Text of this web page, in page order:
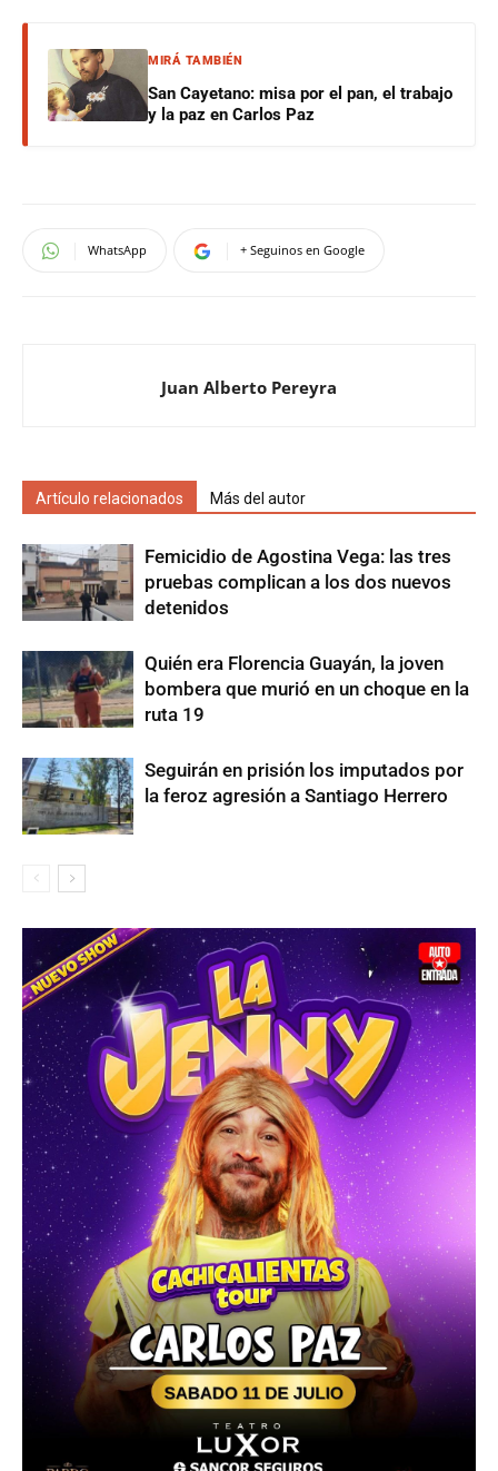
MIRÁ TAMBIÉN
San Cayetano: misa por el pan, el trabajo
y la paz en Carlos Paz
WhatsApp + Seguinos en Google
Juan Alberto Pereyra
Artículo relacionados Más del autor
Femicidio de Agostina Vega: las tres
pruebas complican a los dos nuevos
detenidos
Quién era Florencia Guayán, la joven
bombera que murió en un choque en la
ruta 19
Seguirán en prisión los imputados por
la feroz agresión a Santiago Herrero